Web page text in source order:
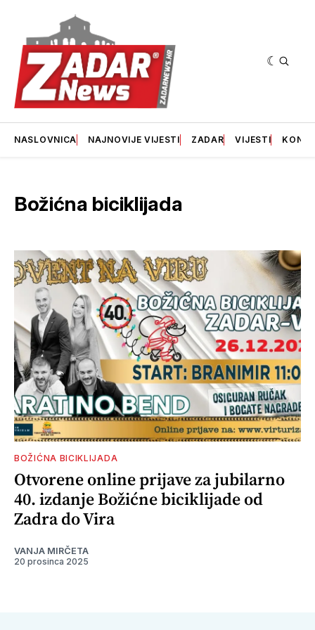
NASLOVNICA NAJNOVIJE VIJESTI ZADAR VIJESTI
Božićna biciklijada
BOŽIĆNA BICIKLIJADA
Otvorene online prijave za jubilarno
40. izdanje Božićne biciklijade od
Zadra do Vira
VANJA MIRČETA
20 prosinca 2025